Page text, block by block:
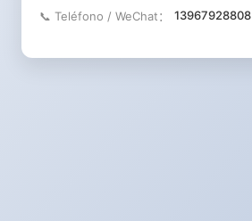
📞 Teléfono / WeChat：
13967928808